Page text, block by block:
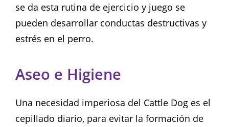
se da esta rutina de ejercicio y juego se
pueden desarrollar conductas destructivas y
estrés en el perro.
Aseo e Higiene
Una necesidad imperiosa del Cattle Dog es el
cepillado diario, para evitar la formación de